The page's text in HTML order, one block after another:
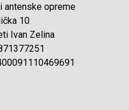
antenske opreme
10
Ivan Zelina